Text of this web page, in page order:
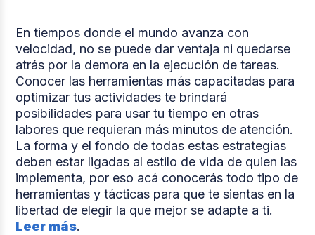
En tiempos donde el mundo avanza con
velocidad, no se puede dar ventaja ni quedarse
atrás por la demora en la ejecución de tareas.
Conocer las herramientas más capacitadas para
optimizar tus actividades te brindará
posibilidades para usar tu tiempo en otras
labores que requieran más minutos de atención.
La forma y el fondo de todas estas estrategias
deben estar ligadas al estilo de vida de quien las
implementa, por eso acá conocerás todo tipo de
herramientas y tácticas para que te sientas en la
libertad de elegir la que mejor se adapte a ti.
Leer más.